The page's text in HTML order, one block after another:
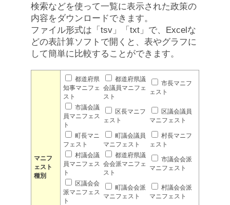
検索などを使って一覧に表示された政策の
内容をダウンロードできます。
ファイル形式は「tsv」「txt」で、Excelな
どの表計算ソフトで開くと、表やグラフに
して簡単に比較することができます。
マニフ
ェスト
種別
都道府県
知事マニフェ
スト
都道府県議
会議員マニフェ
スト
市長マニフ
ェスト
市議会議
員マニフェス
ト
区長マニフ
ェスト
区議会議員
マニフェスト
町長マニ
フェスト
町議会議員
マニフェスト
村長マニフ
ェスト
村議会議
員マニフェス
ト
都道府県議
会会派マニフェ
スト
市議会会派
マニフェスト
区議会会
派マニフェス
ト
町議会会派
マニフェスト
村議会会派
マニフェスト